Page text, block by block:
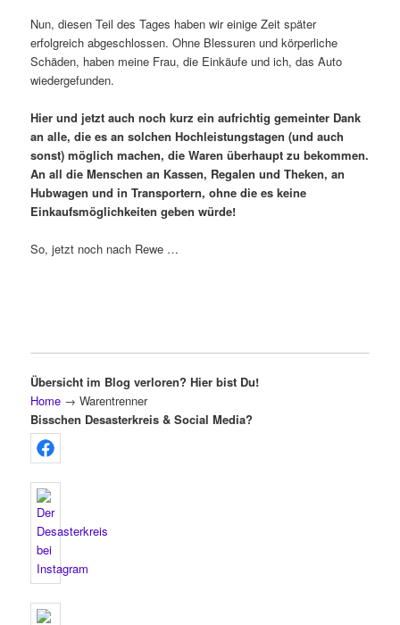
Nun, diesen Teil des Tages haben wir einige Zeit später
erfolgreich abgeschlossen. Ohne Blessuren und körperliche
Schäden, haben meine Frau, die Einkäufe und ich, das Auto
wiedergefunden.
Hier und jetzt auch noch kurz ein aufrichtig gemeinter Dank
an alle, die es an solchen Hochleistungstagen (und auch
sonst) möglich machen, die Waren überhaupt zu bekommen.
An all die Menschen an Kassen, Regalen und Theken, an
Hubwagen und in Transportern, ohne die es keine
Einkaufsmöglichkeiten geben würde!
So, jetzt noch nach Rewe …
Übersicht im Blog verloren? Hier bist Du!
Home → Warentrenner
Bisschen Desasterkreis & Social Media?